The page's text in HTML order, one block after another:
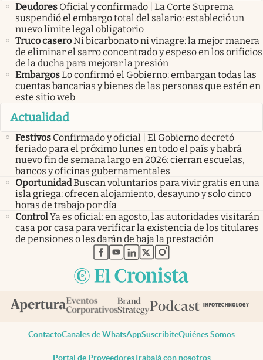
Deudores Oficial y confirmado | La Corte Suprema
suspendió el embargo total del salario: estableció un
nuevo límite legal obligatorio
Truco caseroNi bicarbonato ni vinagre: la mejor manera
de eliminar el sarro concentrado y espeso en los orificios
de la ducha para mejorar la presión
EmbargosLo confirmó el Gobierno: embargan todas las
cuentas bancarias y bienes de las personas que estén en
este sitio web
Actualidad
Festivos Confirmado y oficial | El Gobierno decretó
feriado para el próximo lunes en todo el país y habrá
nuevo fin de semana largo en 2026: cierran escuelas,
bancos y oficinas gubernamentales
OportunidadBuscan voluntarios para vivir gratis en una
isla griega: ofrecen alojamiento, desayuno y solo cinco
horas de trabajo por día
ControlYa es oficial: en agosto, las autoridades visitarán
casa por casa para verificar la existencia de los titulares
de pensiones o les darán de baja la prestación
abre en nueva pestaña
abre en nueva pestaña
abre en nueva pestaña
abre en nueva pestaña
abre en nueva pestaña
ContactoCanales de WhatsAppSuscribiteQuiénes Somos
Portal de ProveedoresTrabajá con nosotros